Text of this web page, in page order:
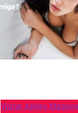
Visitar Ashley Madison